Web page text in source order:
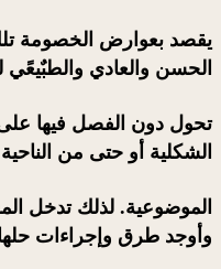
يقصد بعوارض الخصومة
الحسن والعادي والطبٌيعًي
تحول دون الفصل فيها
الشكلية أو حتى من الناحية
الموضوعية. لذلك تدخل
وأوجد طرق وإجراءات